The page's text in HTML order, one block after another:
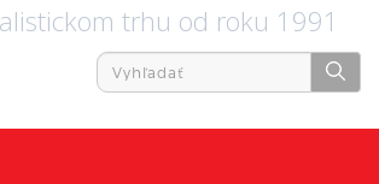
trhu od roku 1991